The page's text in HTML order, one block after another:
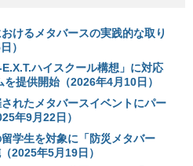
けるメタバースの実践的な取り
）
ハイスクール構想」に対応
提供開始（2026年4月10日）
れたメタバースイベントにパー
年9月22日）
学生を対象に「防災メタバー
2025年5月19日）